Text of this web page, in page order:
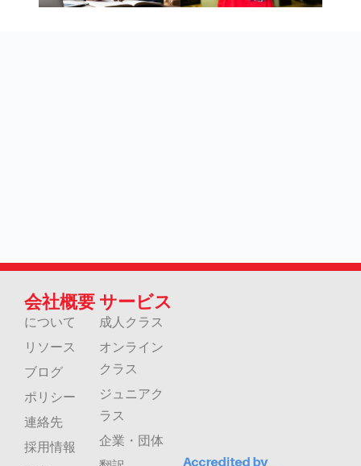
会社概要
について
リソース
ブログ
ポリシー
連絡先
採用情報
サービス
成人クラス
オンライン
クラス
ジュニアク
ラス
企業・団体